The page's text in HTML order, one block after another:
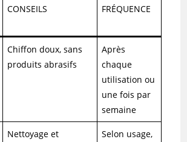
CONSEILS FRÉQUENCE
Chiffon doux, sans
produits abrasifs
Après
chaque
utilisation ou
une fois par
semaine
Nettoyage et
Selon usage,